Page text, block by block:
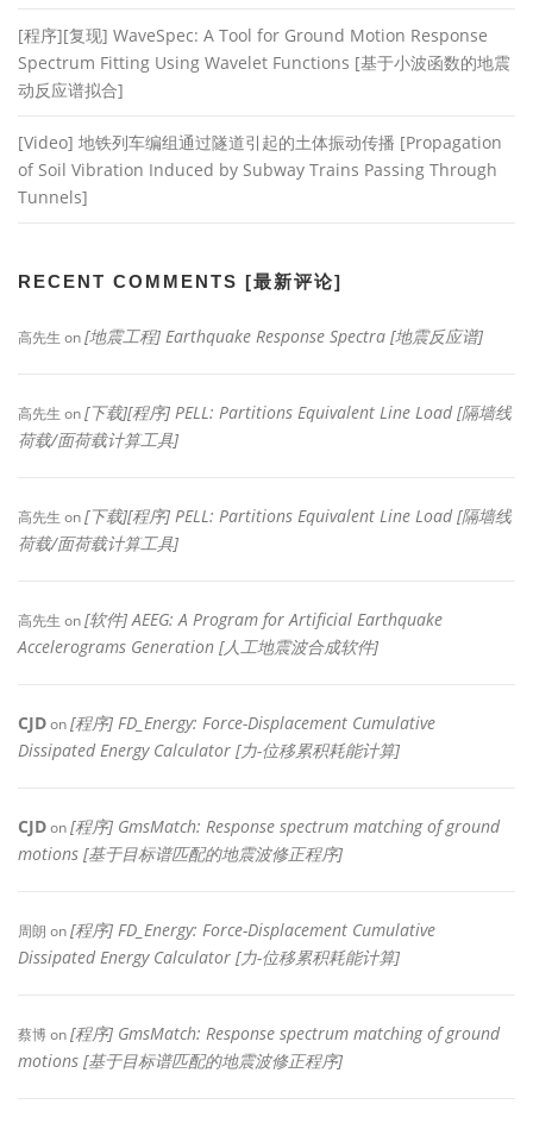
[程序][复现] WaveSpec: A Tool for Ground Motion Response
Spectrum Fitting Using Wavelet Functions [基于小波函数的地震
动反应谱拟合]
[Video] 地铁列车编组通过隧道引起的土体振动传播 [Propagation
of Soil Vibration Induced by Subway Trains Passing Through
Tunnels]
RECENT COMMENTS [最新评论]
高先生 on[地震工程] Earthquake Response Spectra [地震反应谱]
高先生 on[下载][程序] PELL: Partitions Equivalent Line Load [隔墙线
荷载/面荷载计算工具]
高先生 on[下载][程序] PELL: Partitions Equivalent Line Load [隔墙线
荷载/面荷载计算工具]
高先生 on[软件] AEEG: A Program for Artificial Earthquake
Accelerograms Generation [人工地震波合成软件]
CJDon[程序] FD_Energy: Force-Displacement Cumulative
Dissipated Energy Calculator [力-位移累积耗能计算]
CJDon[程序] GmsMatch: Response spectrum matching of ground
motions [基于目标谱匹配的地震波修正程序]
周朗 on[程序] FD_Energy: Force-Displacement Cumulative
Dissipated Energy Calculator [力-位移累积耗能计算]
蔡博on[程序] GmsMatch: Response spectrum matching of ground
motions [基于目标谱匹配的地震波修正程序]